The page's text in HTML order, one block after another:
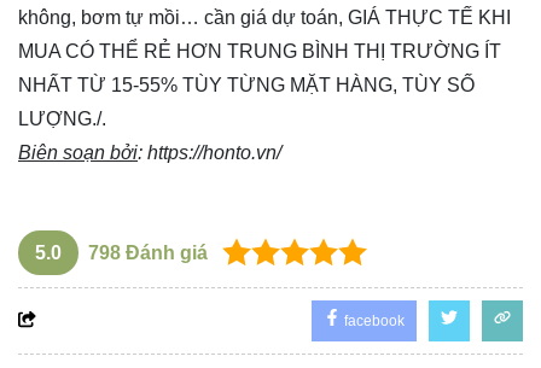
không, bơm tự mồi… cần giá dự toán, GIÁ THỰC TẾ KHI
MUA CÓ THỂ RẺ HƠN TRUNG BÌNH THỊ TRƯỜNG ÍT
NHẤT TỪ 15-55% TÙY TỪNG MẶT HÀNG, TÙY SỐ
LƯỢNG./.
Biên soạn bởi: https://honto.vn/
5.0 798 Đánh giá
facebook